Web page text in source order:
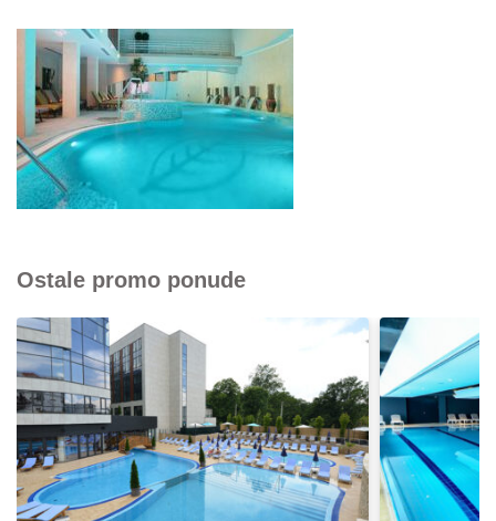
Ostale promo ponude